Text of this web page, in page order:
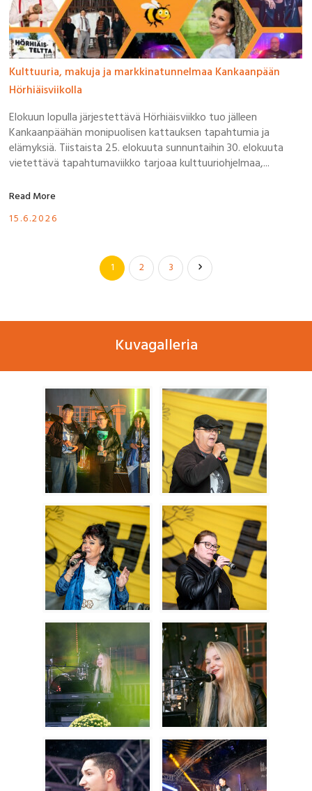
Kulttuuria, makuja ja markkinatunnelmaa Kankaanpään
Hörhiäisviikolla
Elokuun lopulla järjestettävä Hörhiäisviikko tuo jälleen
Kankaanpäähän monipuolisen kattauksen tapahtumia ja
elämyksiä. Tiistaista 25. elokuuta sunnuntaihin 30. elokuuta
vietettävä tapahtumaviikko tarjoaa kulttuuriohjelmaa,...
Read More
15.6.2026
1 2 3
Kuvagalleria